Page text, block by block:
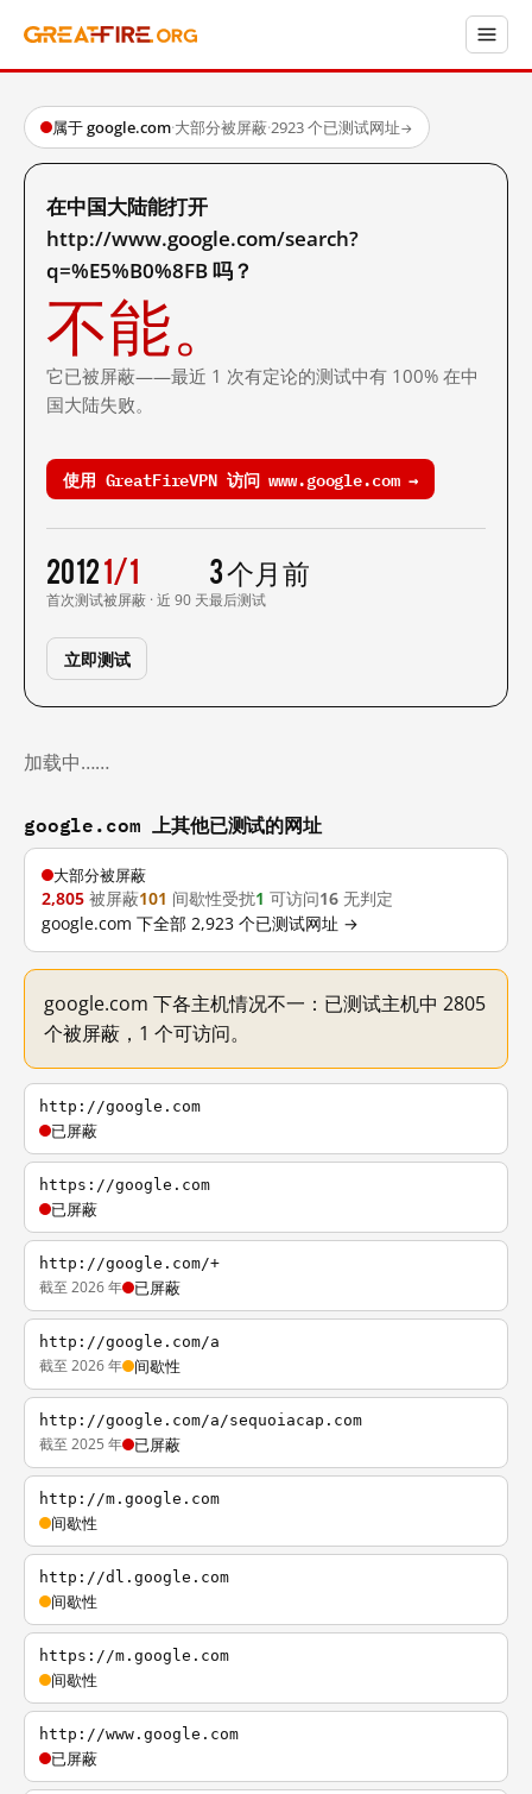
属于 google.com·大部分被屏蔽·2923 个已测试网址→
在中国大陆能打开
http://www.google.com/search?
q=%E5%B0%8FB 吗？
不能。
它已被屏蔽——最近 1 次有定论的测试中有 100% 在中
国大陆失败。
使用 GreatFireVPN 访问 www.google.com →
2012
首次测试
1/1
被屏蔽 · 近 90 天
3 个月前
最后测试
立即测试
加载中……
google.com 上其他已测试的网址
大部分被屏蔽
2,805 被屏蔽101 间歇性受扰1 可访问16 无判定
google.com 下全部 2,923 个已测试网址 →
google.com 下各主机情况不一：已测试主机中 2805
个被屏蔽，1 个可访问。
http://google.com
已屏蔽
https://google.com
已屏蔽
http://google.com/+
截至 2026 年 已屏蔽
http://google.com/a
截至 2026 年 间歇性
http://google.com/a/sequoiacap.com
截至 2025 年 已屏蔽
http://m.google.com
间歇性
http://dl.google.com
间歇性
https://m.google.com
间歇性
http://www.google.com
已屏蔽